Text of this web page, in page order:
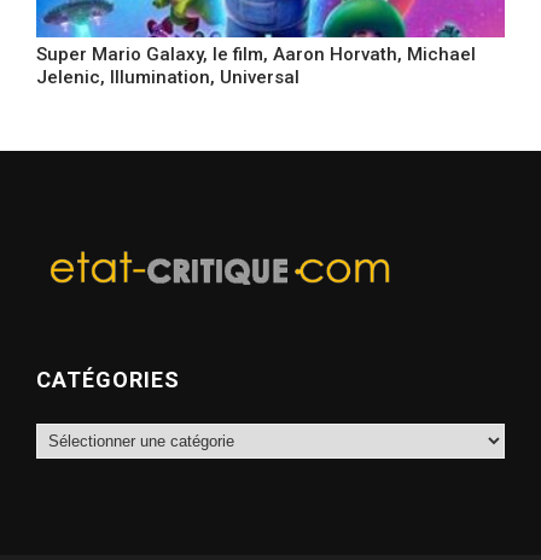
Super Mario Galaxy, le film, Aaron Horvath, Michael
Jelenic, Illumination, Universal
CATÉGORIES
Catégories